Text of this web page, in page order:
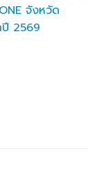
จังหวัด
ปี 2569